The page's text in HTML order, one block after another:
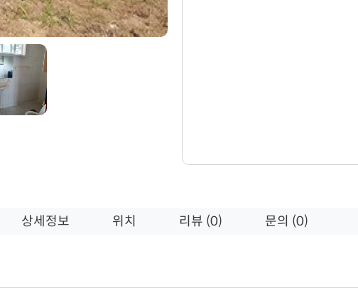
상세정보 위치 리뷰 (0) 문의 (0)